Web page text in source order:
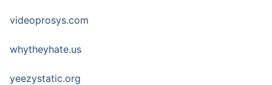
videoprosys.com
whytheyhate.us
yeezystatic.org